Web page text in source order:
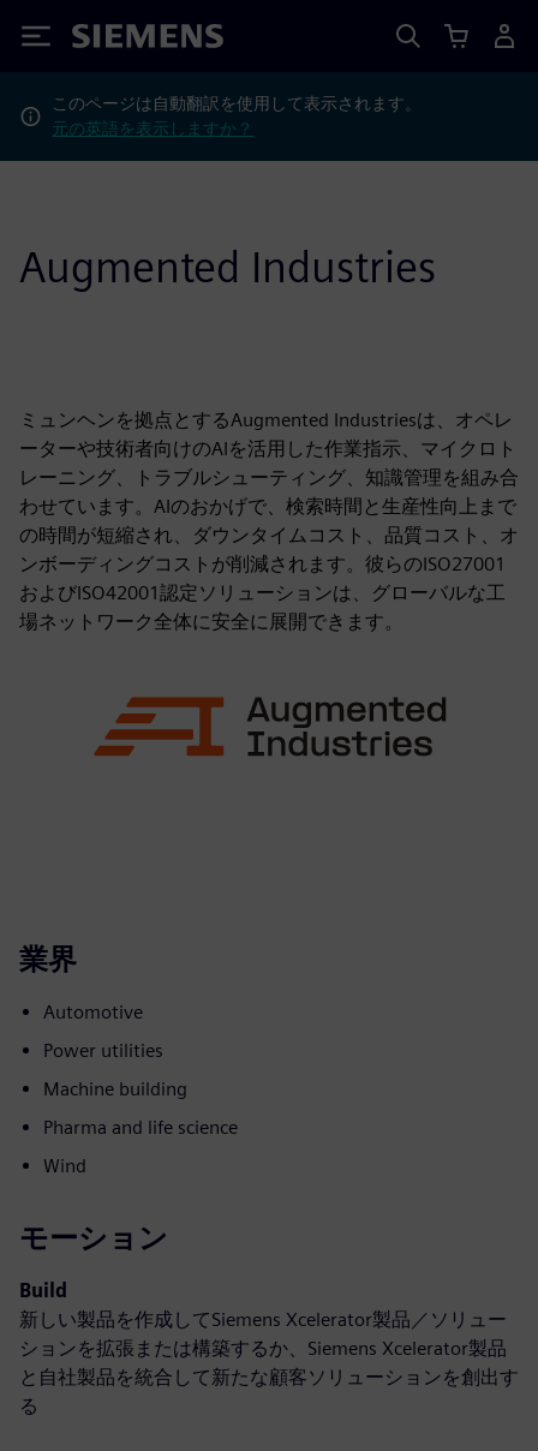
Siemens
このページは自動翻訳を使用して表示されます。
元の英語を表示しますか？
Augmented Industries
ミュンヘンを拠点とするAugmented Industriesは、オペレ
ーターや技術者向けのAIを活用した作業指示、マイクロト
レーニング、トラブルシューティング、知識管理を組み合
わせています。AIのおかげで、検索時間と生産性向上まで
の時間が短縮され、ダウンタイムコスト、品質コスト、オ
ンボーディングコストが削減されます。彼らのISO27001
およびISO42001認定ソリューションは、グローバルな工
場ネットワーク全体に安全に展開できます。
業界
Automotive
Power utilities
Machine building
Pharma and life science
Wind
モーション
Build
新しい製品を作成してSiemens Xcelerator製品／ソリュー
ションを拡張または構築するか、Siemens Xcelerator製品
と自社製品を統合して新たな顧客ソリューションを創出す
る